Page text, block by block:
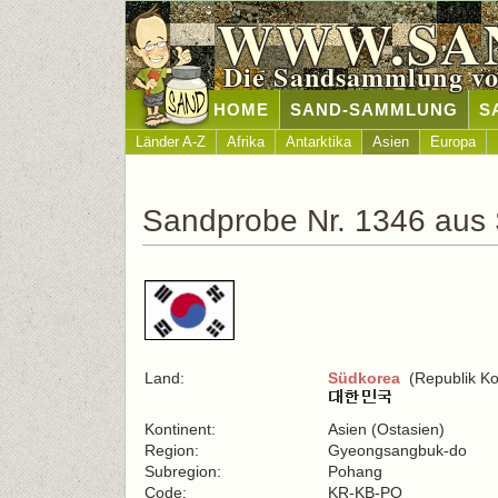
Die Sandsammlung
HOME SAND-SAMMLUNG
Länder A-Z Afrika Antarktika Asien Europa
Sandprobe Nr. 1346 aus
Land: Südkorea (Republik
Kontinent:
Asien (Ostasien)
Region:
Gyeongsangbuk-do
Subregion:
Pohang
Code:
KR-KB-PO